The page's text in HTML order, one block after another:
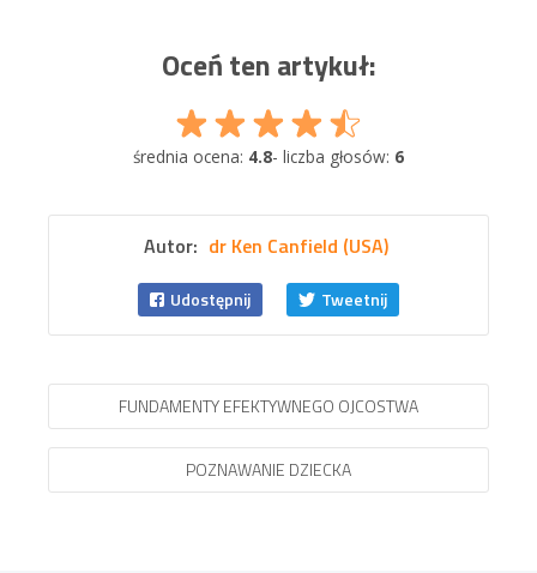
Oceń ten artykuł:
średnia ocena: 4.8- liczba głosów: 6
Autor: dr Ken Canfield (USA)
Udostępnij Tweetnij
FUNDAMENTY EFEKTYWNEGO OJCOSTWA
POZNAWANIE DZIECKA